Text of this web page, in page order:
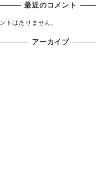
最近のコメント
トはありません。
アーカイブ